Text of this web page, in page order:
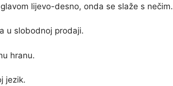
lijevo-desno, onda se slaže s nečim.
u slobodnoj prodaji.
hranu.
jezik.